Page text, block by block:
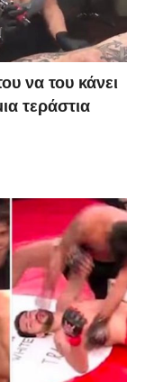
να του κάνει
τεράστια